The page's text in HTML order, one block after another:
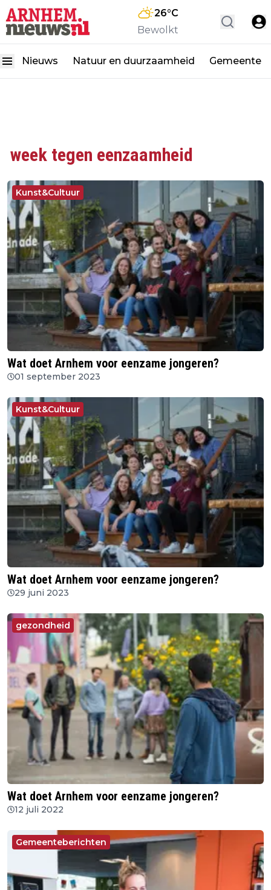
26°C
Bewolkt
Nieuws Natuur en duurzaamheid Gemeente
week tegen eenzaamheid
Kunst&Cultuur
Wat doet Arnhem voor eenzame jongeren?
01 september 2023
Kunst&Cultuur
Wat doet Arnhem voor eenzame jongeren?
29 juni 2023
gezondheid
Wat doet Arnhem voor eenzame jongeren?
12 juli 2022
Gemeenteberichten